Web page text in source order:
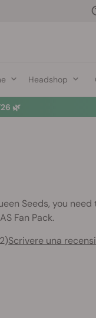
Headshop
🌿
Seeds, you
Fan Pack.
Scrivere una